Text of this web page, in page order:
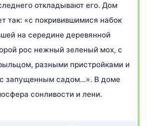
откладывают его. Дом
так: «с покривившимися набок
на середине деревянной
рос нежный зеленый мох, с
разными пристройками и
запущенным садом…». В доме
сонливости и лени.